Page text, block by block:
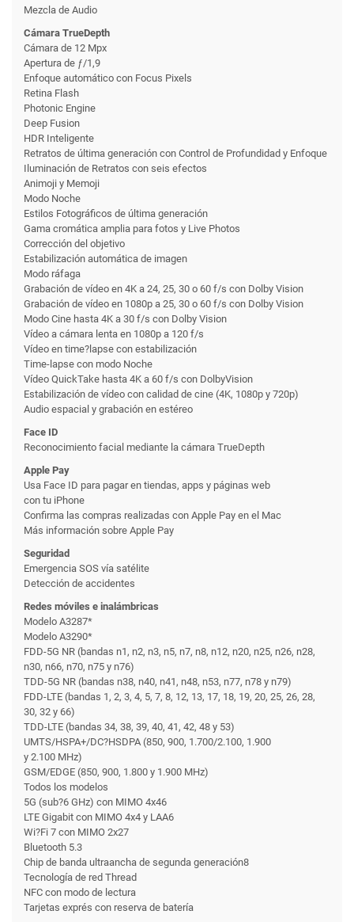
Mezcla de Audio
Cámara TrueDepth
Cámara de 12 Mpx
Apertura de ƒ/1,9
Enfoque automático con Focus Pixels
Retina Flash
Photonic Engine
Deep Fusion
HDR Inteligente
Retratos de última generación con Control de Profundidad y Enfoque
Iluminación de Retratos con seis efectos
Animoji y Memoji
Modo Noche
Estilos Fotográficos de última generación
Gama cromática amplia para fotos y Live Photos
Corrección del objetivo
Estabili­zación automática de imagen
Modo ráfaga
Grabación de vídeo en 4K a 24, 25, 30 o 60 f/s con Dolby Vision
Grabación de vídeo en 1080p a 25, 30 o 60 f/s con Dolby Vision
Modo Cine hasta 4K a 30 f/s con Dolby Vision
Vídeo a cámara lenta en 1080p a 120 f/s
Vídeo en time?lapse con estabili­zación
Time-lapse con modo Noche
Vídeo QuickTake hasta 4K a 60 f/s con DolbyVision
Estabili­zación de vídeo con calidad de cine (4K, 1080p y 720p)
Audio espacial y grabación en estéreo
Face ID
Reconoci­miento facial mediante la cámara TrueDepth
Apple Pay
Usa Face ID para pagar en tiendas, apps y páginas web
con tu iPhone
Confirma las compras realizadas con Apple Pay en el Mac
Más información sobre Apple Pay
Seguridad
Emergencia SOS vía satélite
Detección de accidentes
Redes móviles e inalámbricas
Modelo A3287*
Modelo A3290*
FDD-5G NR (bandas n1, n2, n3, n5, n7, n8, n12, n20, n25, n26, n28,
n30, n66, n70, n75 y n76)
TDD-5G NR (bandas n38, n40, n41, n48, n53, n77, n78 y n79)
FDD-LTE (bandas 1, 2, 3, 4, 5, 7, 8, 12, 13, 17, 18, 19, 20, 25, 26, 28,
30, 32 y 66)
TDD-LTE (bandas 34, 38, 39, 40, 41, 42, 48 y 53)
UMTS/HSPA+/DC?HSDPA (850, 900, 1.700/2.100, 1.900
y 2.100 MHz)
GSM/EDGE (850, 900, 1.800 y 1.900 MHz)
Todos los modelos
5G (sub?6 GHz) con MIMO 4x46
LTE Gigabit con MIMO 4x4 y LAA6
Wi?Fi 7 con MIMO 2x27
Bluetooth 5.3
Chip de banda ultraancha de segunda generación8
Tecnología de red Thread
NFC con modo de lectura
Tarjetas exprés con reserva de batería